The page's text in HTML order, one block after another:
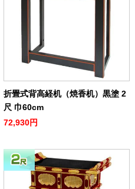
折畳式背高経机（焼香机）黒塗 2
尺 巾60cm
72,930円